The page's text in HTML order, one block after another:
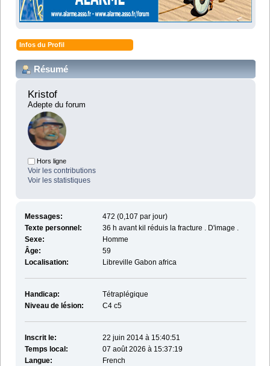
Infos du Profil
Résumé
Kristof
Adepte du forum
Hors ligne
Voir les contributions
Voir les statistiques
Messages:
472 (0,107 par jour)
Texte personnel:
36 h avant kil réduis la fracture . D'image .
Sexe:
Homme
Âge:
59
Localisation:
Libreville Gabon africa
Handicap:
Tétraplégique
Niveau de lésion:
C4 c5
Inscrit le:
22 juin 2014 à 15:40:51
Temps local:
07 août 2026 à 15:37:19
Langue:
French